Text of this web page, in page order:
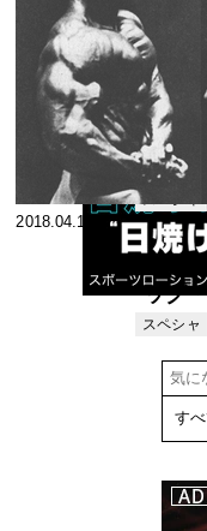
★内
手の
⑤★
ロビ
食事法
スペシャ
リスト
2018.08.30
有名
流ビ
訪ね
リカ
旅 ＜
スペシャ
リスト
2018.04.13
1978
ッグ
ルを
スペシャ